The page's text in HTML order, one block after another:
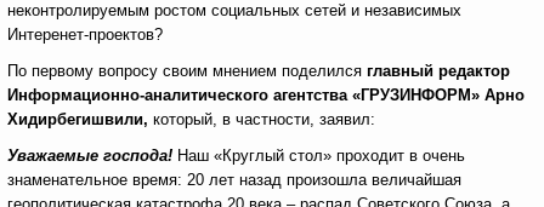
неконтролируемым ростом социальных сетей и независимых
Интеренет-проектов?
По первому вопросу своим мнением поделился главный редактор
Информационно-аналитического агентства «ГРУЗИНФОРМ» Арно
Хидирбегишвили, который, в частности, заявил:
Уважаемые господа! Наш «Круглый стол» проходит в очень
знаменательное время: 20 лет назад произошла величайшая